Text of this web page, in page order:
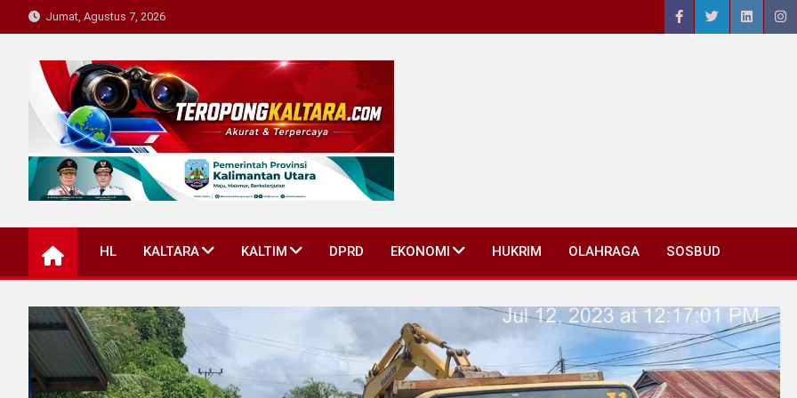
to
Jumat, Agustus 7, 2026
Teropong Kaltara
HL KALTARA KALTIM DPRD EKONOMI HUKRIM OLAHRAGA SOSBUD